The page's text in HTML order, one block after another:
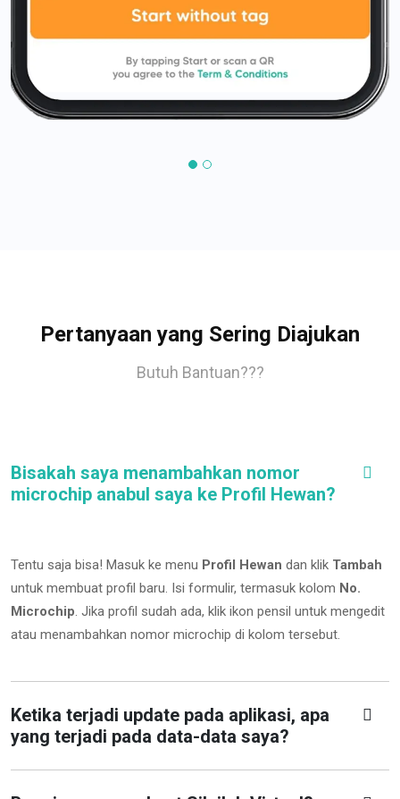
Pertanyaan yang Sering Diajukan
Butuh Bantuan???
Bisakah saya menambahkan nomor
microchip anabul saya ke Profil Hewan?
Tentu saja bisa! Masuk ke menu Profil Hewan dan klik Tambah
untuk membuat profil baru. Isi formulir, termasuk kolom No.
Microchip. Jika profil sudah ada, klik ikon pensil untuk mengedit
atau menambahkan nomor microchip di kolom tersebut.
Ketika terjadi update pada aplikasi, apa
yang terjadi pada data-data saya?